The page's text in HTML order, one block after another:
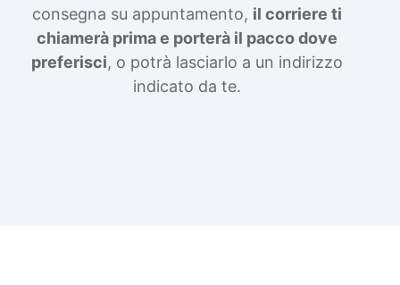
consegna su appuntamento, il corriere ti
chiamerà prima e porterà il pacco dove
preferisci, o potrà lasciarlo a un indirizzo
indicato da te.